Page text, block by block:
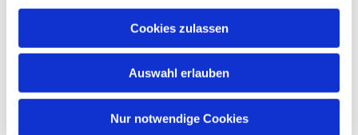
Cookies zulassen
Auswahl erlauben
Nur notwendige Cookies
NAVIGATION